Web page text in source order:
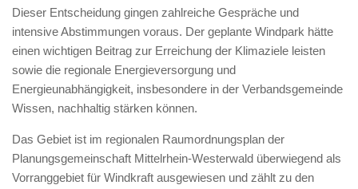
Dieser Entscheidung gingen zahlreiche Gespräche und
intensive Abstimmungen voraus. Der geplante Windpark hätte
einen wichtigen Beitrag zur Erreichung der Klimaziele leisten
sowie die regionale Energieversorgung und
Energieunabhängigkeit, insbesondere in der Verbandsgemeinde
Wissen, nachhaltig stärken können.
Das Gebiet ist im regionalen Raumordnungsplan der
Planungsgemeinschaft Mittelrhein-Westerwald überwiegend als
Vorranggebiet für Windkraft ausgewiesen und zählt zu den